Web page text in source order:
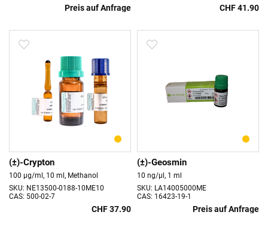
Preis auf Anfrage CHF 41.90
(±)-Crypton
100 µg/ml, 10 ml, Methanol
SKU: NE13500-0188-10ME10
CAS: 500-02-7
CHF 37.90
(±)-Geosmin
10 ng/µl, 1 ml
SKU: LA14005000ME
CAS: 16423-19-1
Preis auf Anfrage